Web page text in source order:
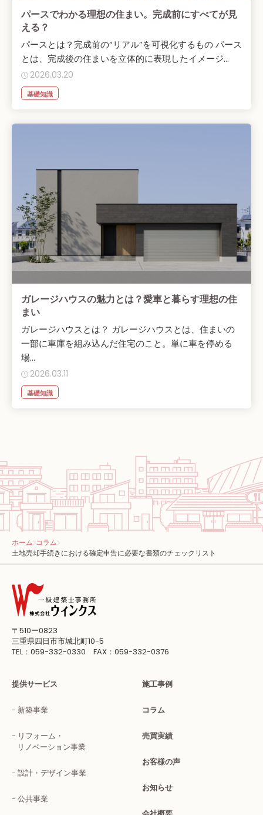
パースでわかる理想の住まい。完成前にすべてが見
える？
パースとは？完成前の“リアル”を可視化するもの パース
とは、完成後の住まいを立体的に表現したイメージ...
2026.03.20
基礎知識
ガレージハウスの魅力とは？愛車と暮らす理想の住
まい
ガレージハウスとは？ ガレージハウスとは、住まいの
一部に車庫を組み込んだ住宅のこと。単に車を停める
場...
2026.03.11
基礎知識
ホーム コラム
土地売却手続きにおける確定申告に必要な書類のチェックリスト
〒510ー0823
三重県四日市市城北町10-5
TEL：059-332-0330 FAX：059-332-0376
提供サービス
新築事業
リフォーム・
リノベーション事業
設計・デザイン事業
公共事業
施工事例
コラム
売買実績
お客様の声
お知らせ